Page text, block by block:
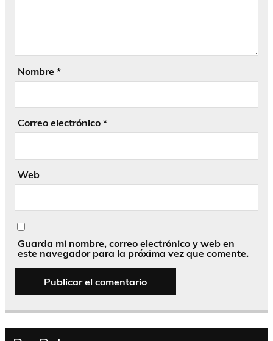
Nombre *
Correo electrónico *
Web
Guarda mi nombre, correo electrónico y web en
este navegador para la próxima vez que comente.